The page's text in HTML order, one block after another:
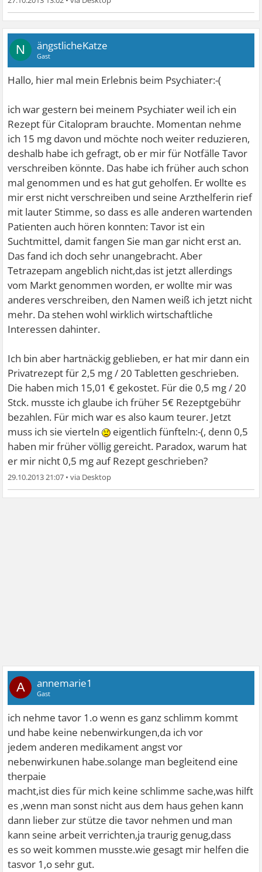
N ängstlicheKatze
Gast
Hallo, hier mal mein Erlebnis beim Psychiater:-(
ich war gestern bei meinem Psychiater weil ich ein
Rezept für Citalopram brauchte. Momentan nehme
ich 15 mg davon und möchte noch weiter reduzieren,
deshalb habe ich gefragt, ob er mir für Notfälle Tavor
verschreiben könnte. Das habe ich früher auch schon
mal genommen und es hat gut geholfen. Er wollte es
mir erst nicht verschreiben und seine Arzthelferin rief
mit lauter Stimme, so dass es alle anderen wartenden
Patienten auch hören konnten: Tavor ist ein
Suchtmittel, damit fangen Sie man gar nicht erst an.
Das fand ich doch sehr unangebracht. Aber
Tetrazepam angeblich nicht,das ist jetzt allerdings
vom Markt genommen worden, er wollte mir was
anderes verschreiben, den Namen weiß ich jetzt nicht
mehr. Da stehen wohl wirklich wirtschaftliche
Interessen dahinter.
Ich bin aber hartnäckig geblieben, er hat mir dann ein
Privatrezept für 2,5 mg / 20 Tabletten geschrieben.
Die haben mich 15,01 € gekostet. Für die 0,5 mg / 20
Stck. musste ich glaube ich früher 5€ Rezeptgebühr
bezahlen. Für mich war es also kaum teurer. Jetzt
muss ich sie vierteln
eigentlich fünfteln:-(, denn 0,5
haben mir früher völlig gereicht. Paradox, warum hat
er mir nicht 0,5 mg auf Rezept geschrieben?
29.10.2013 21:07 •
A annemarie1
Gast
ich nehme tavor 1.o wenn es ganz schlimm kommt
und habe keine nebenwirkungen,da ich vor
jedem anderen medikament angst vor
nebenwirkunen habe.solange man begleitend eine
therpaie
macht,ist dies für mich keine schlimme sache,was hilft
es ,wenn man sonst nicht aus dem haus gehen kann
dann lieber zur stütze die tavor nehmen und man
kann seine arbeit verrichten,ja traurig genug,dass
es so weit kommen musste.wie gesagt mir helfen die
tasvor 1,o sehr gut.